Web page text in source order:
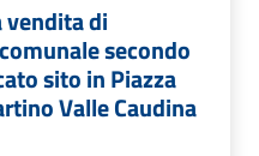
di
secondo
sito in Piazza
Valle Caudina